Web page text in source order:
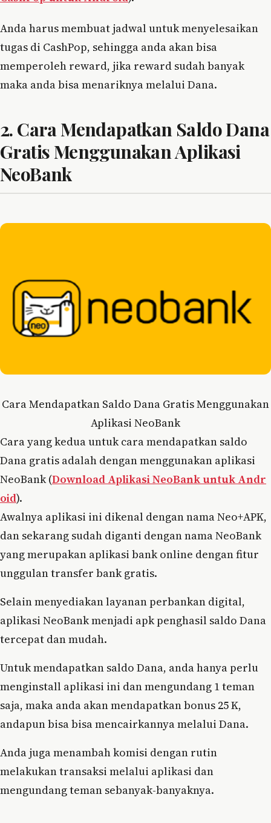
Anda harus membuat jadwal untuk menyelesaikan
tugas di CashPop, sehingga anda akan bisa
memperoleh reward, jika reward sudah banyak
maka anda bisa menariknya melalui Dana.
2. Cara Mendapatkan Saldo Dana
Gratis Menggunakan Aplikasi
NeoBank
Cara Mendapatkan Saldo Dana Gratis Menggunakan
Aplikasi NeoBank
Cara yang kedua untuk cara mendapatkan saldo
Dana gratis adalah dengan menggunakan aplikasi
NeoBank (Download Aplikasi NeoBank untuk Andr
oid).
Awalnya aplikasi ini dikenal dengan nama Neo+APK,
dan sekarang sudah diganti dengan nama NeoBank
yang merupakan aplikasi bank online dengan fitur
unggulan transfer bank gratis.
Selain menyediakan layanan perbankan digital,
aplikasi NeoBank menjadi apk penghasil saldo Dana
tercepat dan mudah.
Untuk mendapatkan saldo Dana, anda hanya perlu
menginstall aplikasi ini dan mengundang 1 teman
saja, maka anda akan mendapatkan bonus 25 K,
andapun bisa bisa mencairkannya melalui Dana.
Anda juga menambah komisi dengan rutin
melakukan transaksi melalui aplikasi dan
mengundang teman sebanyak-banyaknya.